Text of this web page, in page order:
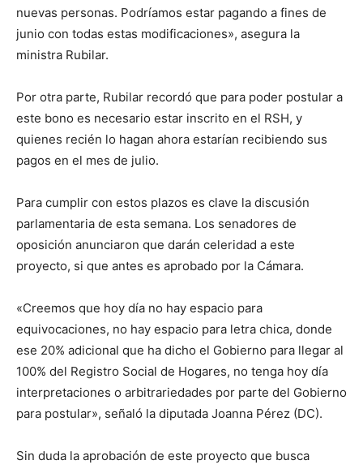
nuevas personas. Podríamos estar pagando a fines de
junio con todas estas modificaciones», asegura la
ministra Rubilar.
Por otra parte, Rubilar recordó que para poder postular a
este bono es necesario estar inscrito en el RSH, y
quienes recién lo hagan ahora estarían recibiendo sus
pagos en el mes de julio.
Para cumplir con estos plazos es clave la discusión
parlamentaria de esta semana. Los senadores de
oposición anunciaron que darán celeridad a este
proyecto, si que antes es aprobado por la Cámara.
«Creemos que hoy día no hay espacio para
equivocaciones, no hay espacio para letra chica, donde
ese 20% adicional que ha dicho el Gobierno para llegar al
100% del Registro Social de Hogares, no tenga hoy día
interpretaciones o arbitrariedades por parte del Gobierno
para postular», señaló la diputada Joanna Pérez (DC).
Sin duda la aprobación de este proyecto que busca